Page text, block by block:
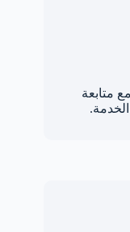
متابعة